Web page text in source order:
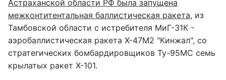
Астраханской области РФ была запущена
межконтитентальная баллистическая ракета, из
Тамбовской области с истребителя МиГ-31К -
аэробаллистическая ракета Х-47М2 "Кинжал", со
стратегических бомбардировщиков Ту-95МС семь
крылатых ракет Х-101.